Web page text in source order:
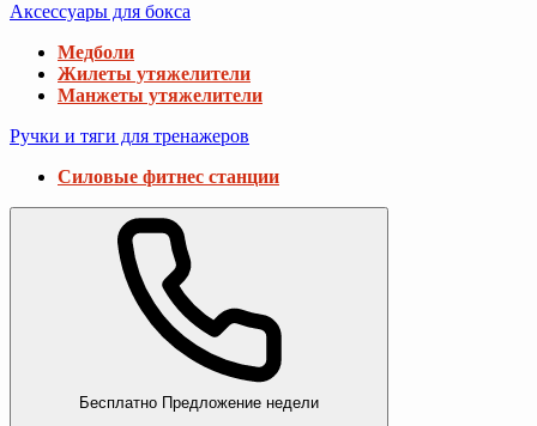
Аксессуары для бокса
Медболи
Жилеты утяжелители
Манжеты утяжелители
Ручки и тяги для тренажеров
Силовые фитнес станции
Бесплатно Предложение недели